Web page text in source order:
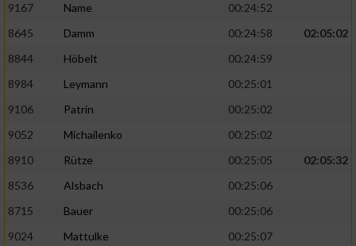
9167
Name
00:24:52
8645
Damm 00:24:58
02:05:02
8844
Höbelt
00:24:59
8984
Leymann
00:25:01
9106
Patrin
00:25:02
9052
Michailenko
00:25:02
8910
Rütze 00:25:05
02:05:32
8536
Alsbach
00:25:06
8715
Bauer
00:25:06
9024
Mattulke
00:25:07